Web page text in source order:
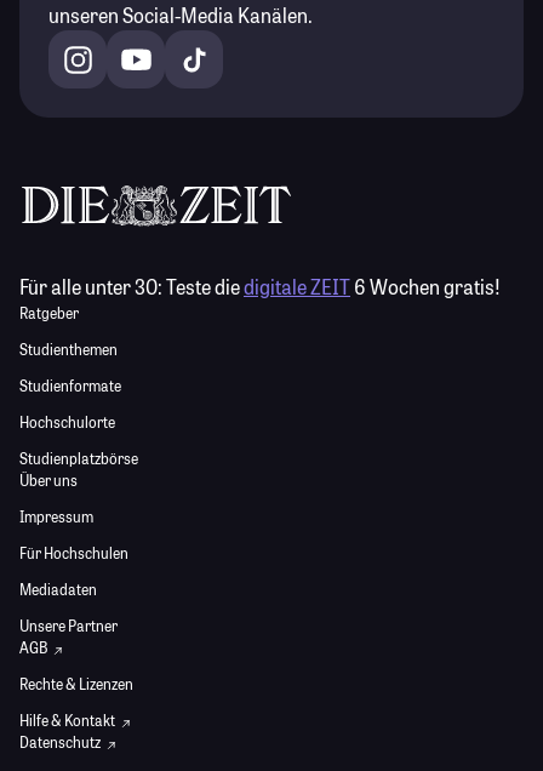
unseren Social-Media Kanälen.
Für alle unter 30:Teste diedigitale ZEIT6 Wochen gratis!
Ratgeber
Studienthemen
Studienformate
Hochschulorte
Studienplatzbörse
Über uns
Impressum
Für Hochschulen
Mediadaten
Unsere Partner
AGB
Rechte & Lizenzen
Hilfe & Kontakt
Datenschutz